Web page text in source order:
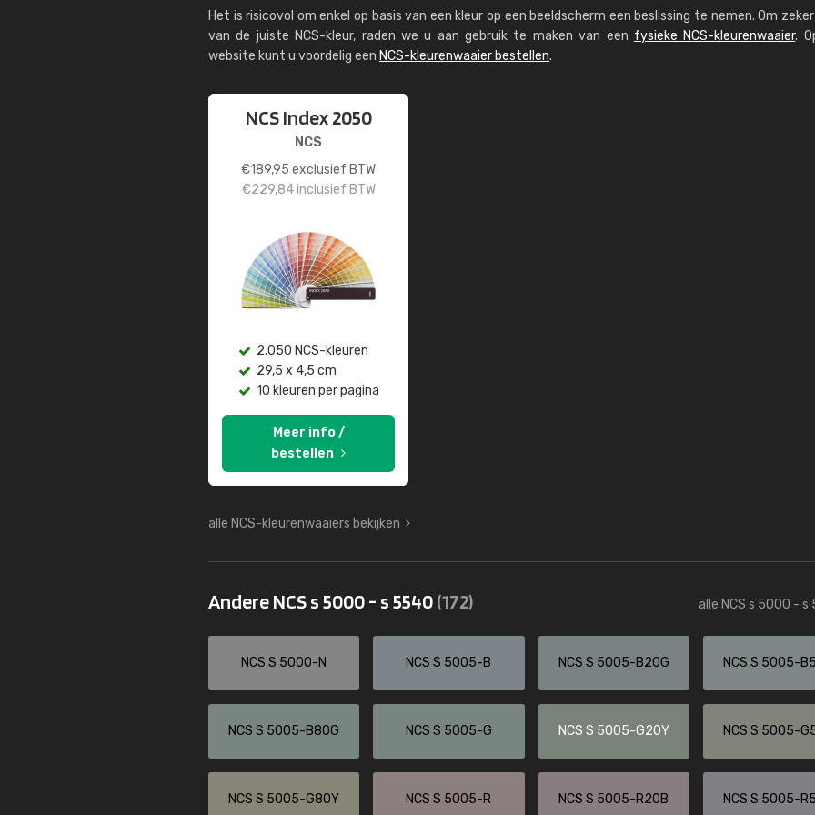
Het is risicovol om enkel op basis van een kleur op een beeldscherm een beslissing te nemen. Om
van de juiste NCS-kleur, raden we u aan gebruik te maken van een fysieke NCS-kleurenwaaier.
website kunt u voordelig een NCS-kleurenwaaier bestellen.
NCS Index 2050
NCS
€189,95 exclusief BTW
€229,84inclusief BTW
2.050 NCS-kleuren
29,5 x 4,5 cm
10 kleuren per pagina
Meer info /
bestellen
alle NCS-kleurenwaaiers bekijken
Andere NCS s 5000 - s 5540(172) alle NCS s 5000 - s
NCS S 5000-N NCS S 5005-B NCS S 5005-B20G NCS S 5005-
NCS S 5005-B80G NCS S 5005-G NCS S 5005-G20Y NCS S 5005-
NCS S 5005-G80Y NCS S 5005-R NCS S 5005-R20B NCS S 5005-